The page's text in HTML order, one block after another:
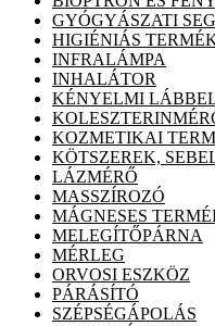
GYÓGYÁSZATI
HIGIÉNIÁS
INFRALÁMPA
INHALÁTOR
KÉNYELMI
KOZMETIKAI
KÖTSZEREK,
LÁZMÉRŐ
MASSZÍROZÓ
MÁGNESES
MELEGÍTŐPÁRNA
MÉRLEG
ORVOSI ESZKÖZ
PÁRÁSÍTÓ
SZÉPSÉGÁPOLÁS